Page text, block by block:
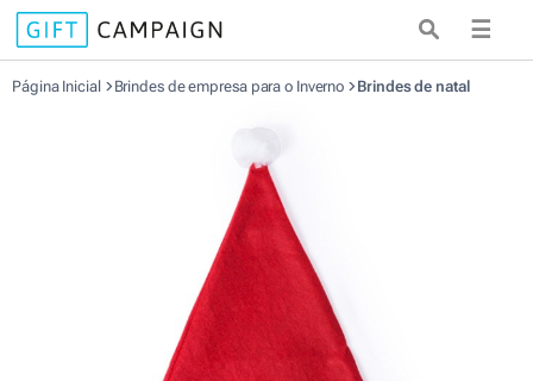
☰
Página Inicial Brindes de empresa para o Inverno Brindes de natal